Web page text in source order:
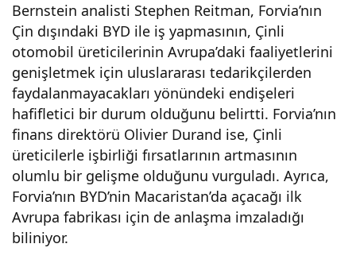
Bernstein analisti Stephen Reitman, Forvia’nın
Çin dışındaki BYD ile iş yapmasının, Çinli
otomobil üreticilerinin Avrupa’daki faaliyetlerini
genişletmek için uluslararası tedarikçilerden
faydalanmayacakları yönündeki endişeleri
hafifletici bir durum olduğunu belirtti. Forvia’nın
finans direktörü Olivier Durand ise, Çinli
üreticilerle işbirliği fırsatlarının artmasının
olumlu bir gelişme olduğunu vurguladı. Ayrıca,
Forvia’nın BYD’nin Macaristan’da açacağı ilk
Avrupa fabrikası için de anlaşma imzaladığı
biliniyor.
Anl
aşm
ası
İmz